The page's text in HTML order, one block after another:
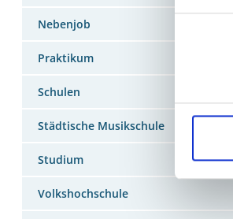
Nebenjob
Praktikum
Schulen
Städtische Musikschule
Studium
Volkshochschule